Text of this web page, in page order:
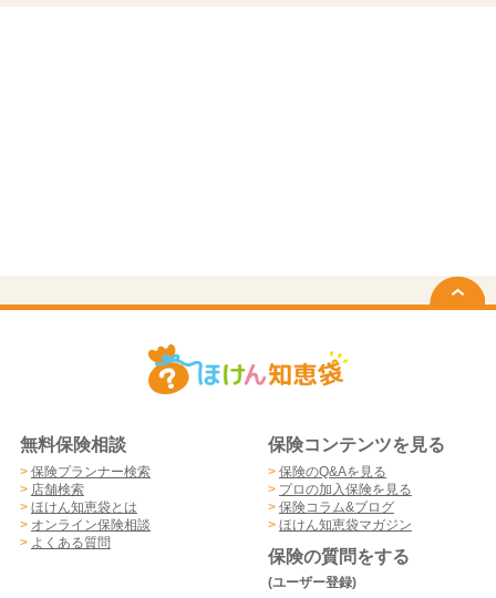
無料保険相談
> 保険プランナー検索
> 店舗検索
> ほけん知恵袋とは
> オンライン保険相談
> よくある質問
保険コンテンツを見る
> 保険のQ&Aを見る
> プロの加入保険を見る
> 保険コラム&ブログ
> ほけん知恵袋マガジン
保険の質問をする
(ユーザー登録)